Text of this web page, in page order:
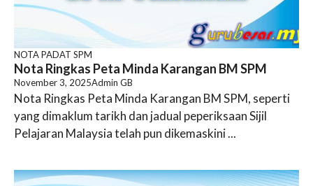
NOTA PADAT SPM
Nota Ringkas Peta Minda Karangan BM SPM
November 3, 2025Admin GB
Nota Ringkas Peta Minda Karangan BM SPM, seperti
yang dimaklum tarikh dan jadual peperiksaan Sijil
Pelajaran Malaysia telah pun dikemaskini ...